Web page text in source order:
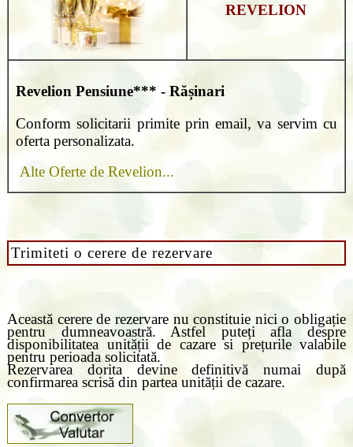
REVELION
Revelion Pensiune*** - Rășinari
Conform solicitarii primite prin email, va servim cu
oferta personalizata.
Alte Oferte de Revelion...
Trimiteti o cerere de rezervare
Această cerere de rezervare nu constituie nici o obligație
pentru dumneavoastră. Astfel puteți afla despre
disponibilitatea unității de cazare si prețurile valabile
pentru perioada solicitată.
Rezervarea dorita devine definitivă numai după
confirmarea scrisă din partea unității de cazare.